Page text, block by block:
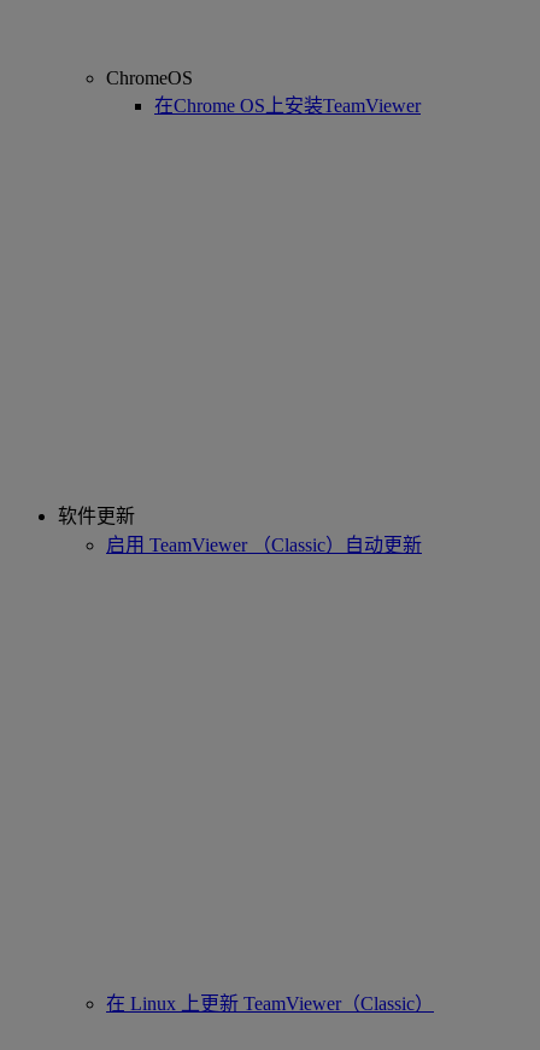
ChromeOS
在Chrome OS上安装TeamViewer
软件更新
启用 TeamViewer （Classic）自动更新
在 Linux 上更新 TeamViewer（Classic）